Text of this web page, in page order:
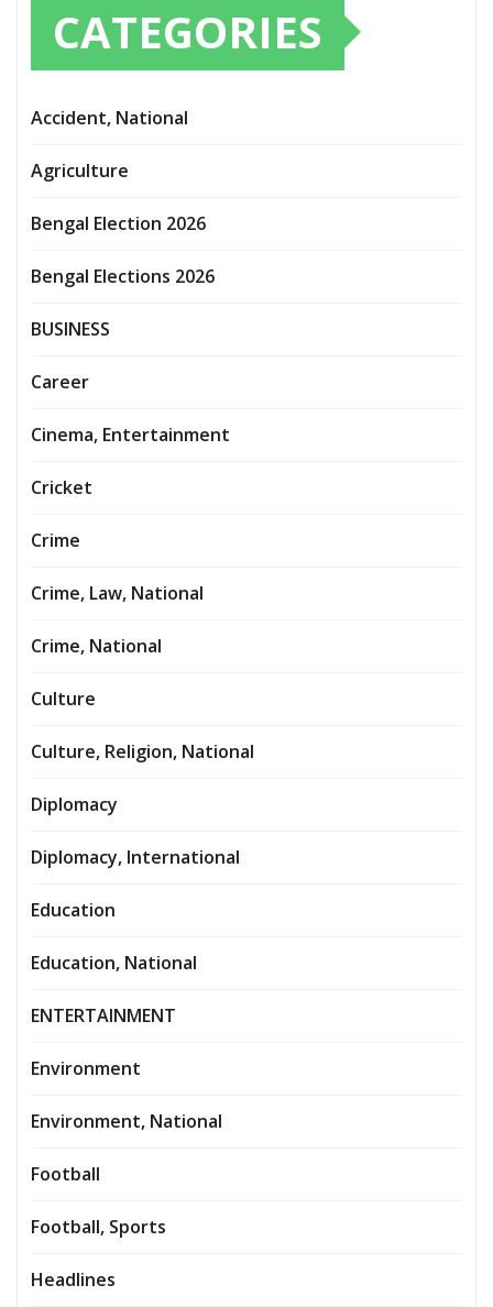
CATEGORIES
Accident, National
Agriculture
Bengal Election 2026
Bengal Elections 2026
BUSINESS
Career
Cinema, Entertainment
Cricket
Crime
Crime, Law, National
Crime, National
Culture
Culture, Religion, National
Diplomacy
Diplomacy, International
Education
Education, National
ENTERTAINMENT
Environment
Environment, National
Football
Football, Sports
Headlines